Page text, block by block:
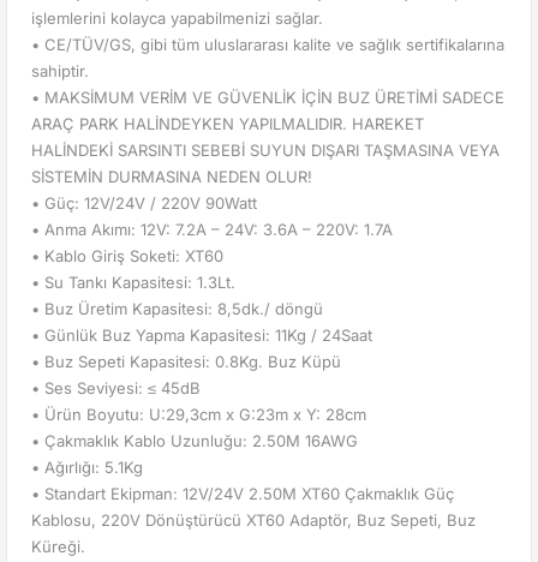
işlemlerini kolayca yapabilmenizi sağlar.
• CE/TÜV/GS, gibi tüm uluslararası kalite ve sağlık sertifikalarına
sahiptir.
• MAKSİMUM VERİM VE GÜVENLİK İÇİN BUZ ÜRETİMİ SADECE
ARAÇ PARK HALİNDEYKEN YAPILMALIDIR. HAREKET
HALİNDEKİ SARSINTI SEBEBİ SUYUN DIŞARI TAŞMASINA VEYA
SİSTEMİN DURMASINA NEDEN OLUR!
• Güç: 12V/24V / 220V 90Watt
• Anma Akımı: 12V: 7.2A – 24V: 3.6A – 220V: 1.7A
• Kablo Giriş Soketi: XT60
• Su Tankı Kapasitesi: 1.3Lt.
• Buz Üretim Kapasitesi: 8,5dk./ döngü
• Günlük Buz Yapma Kapasitesi: 11Kg / 24Saat
• Buz Sepeti Kapasitesi: 0.8Kg. Buz Küpü
• Ses Seviyesi: ≤ 45dB
• Ürün Boyutu: U:29,3cm x G:23m x Y: 28cm
• Çakmaklık Kablo Uzunluğu: 2.50M 16AWG
• Ağırlığı: 5.1Kg
• Standart Ekipman: 12V/24V 2.50M XT60 Çakmaklık Güç
Kablosu, 220V Dönüştürücü XT60 Adaptör, Buz Sepeti, Buz
Küreği.